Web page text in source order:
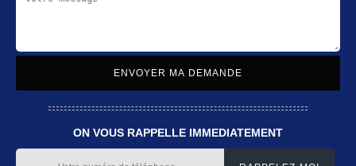
ON VOUS RAPPELLE IMMEDIATEMENT